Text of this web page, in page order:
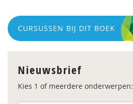
CURSUSSEN BIJ DIT BOEK
Nieuwsbrief
Kies 1 of meerdere onderwerpen: